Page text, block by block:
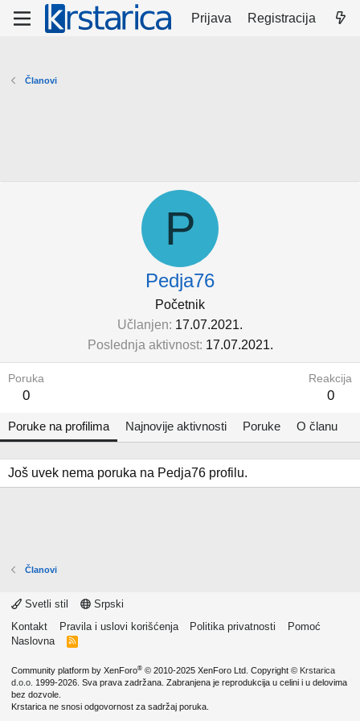
Prijava Registracija
Članovi
P
Pedja76
Početnik
Učlanjen 17.07.2021.
Poslednja aktivnost 17.07.2021.
Poruka
0
Reakcija
0
Poruke na profilima Najnovije aktivnosti Poruke O članu
Još uvek nema poruka na Pedja76 profilu.
Članovi
Svetli stil
Srpski
Kontakt
Pravila i uslovi korišćenja Politika privatnosti
Pomoć
Naslovna
R
Community platform by XenForo® © 2010-2025 XenForo Ltd. Copyright © Krstarica
d.o.o. 1999-2026. Sva prava zadržana. Zabranjena je reprodukcija u celini i u delovima
bez dozvole.
Krstarica ne snosi odgovornost za sadržaj poruka.